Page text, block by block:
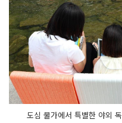
도심 물가에서 특별한 야외